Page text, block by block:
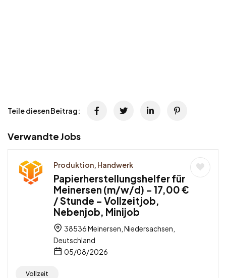
Teile diesen Beitrag:
Verwandte Jobs
Produktion, Handwerk
Papierherstellungshelfer für
Meinersen (m/w/d) – 17,00 €
/ Stunde – Vollzeitjob,
Nebenjob, Minijob
38536 Meinersen, Niedersachsen,
Deutschland
05/08/2026
Vollzeit